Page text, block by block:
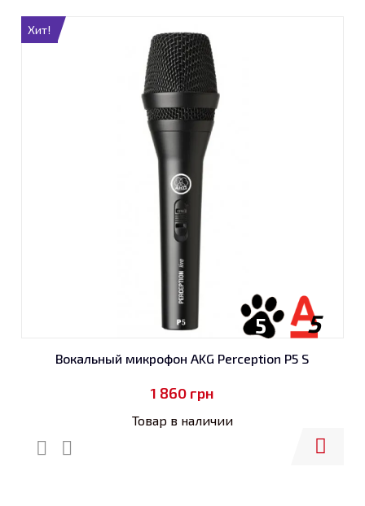
Хит!
5
5
Вокальный микрофон AKG Perception P5 S
1 860 грн
Товар в наличии